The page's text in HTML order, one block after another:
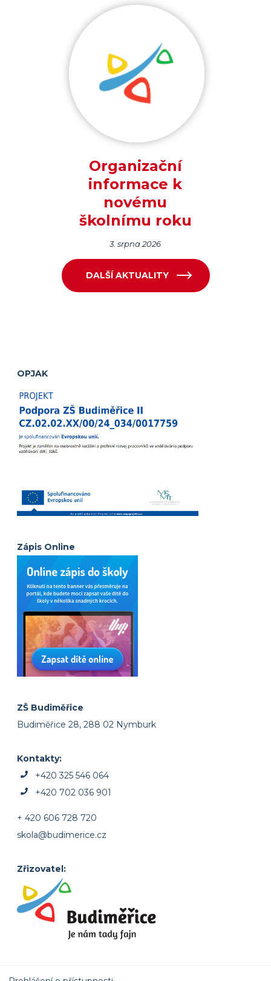
Organizační
informace k
novému
školnímu roku
3. srpna 2026
DALŠÍ AKTUALITY
OPJAK
Zápis Online
ZŠ Budiměřice
Budiměřice 28, 288 02 Nymburk
Kontakty:
+420 325 546 064
+420 702 036 901
+ 420 606 728 720
skola@budimerice.cz
Zřizovatel: